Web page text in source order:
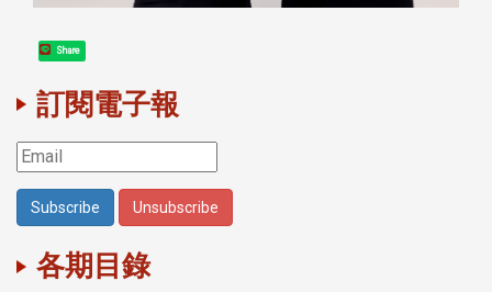
Share
訂閱電子報
各期目錄